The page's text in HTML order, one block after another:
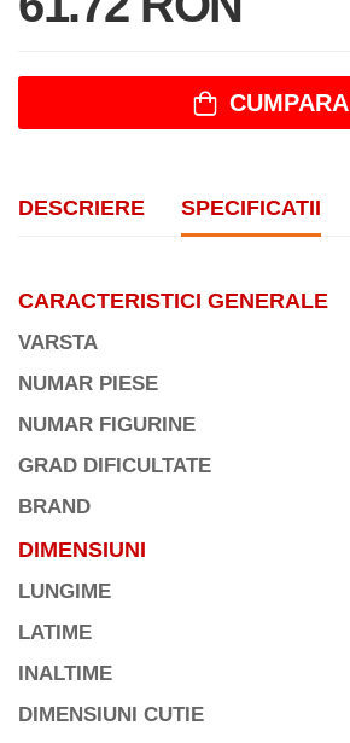
CUMPARA
DESCRIERE SPECIFICATII
CARACTERISTICI GENERALE
VARSTA
NUMAR PIESE
NUMAR FIGURINE
GRAD DIFICULTATE
BRAND
DIMENSIUNI
LUNGIME
LATIME
INALTIME
DIMENSIUNI CUTIE